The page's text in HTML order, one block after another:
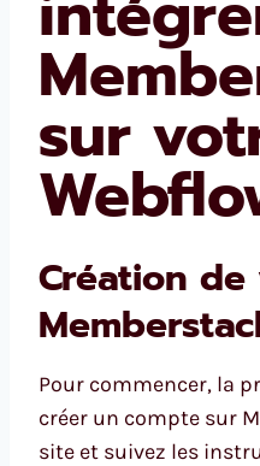
sur
Création
Pour commencer, la
créer un compte sur
site et suivez les